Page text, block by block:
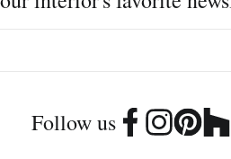
Follow us